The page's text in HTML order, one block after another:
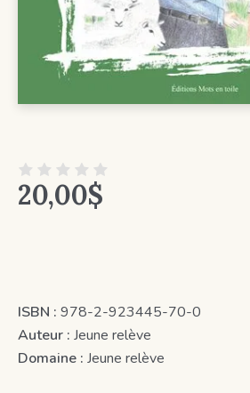
20,00$
ISBN : 978-2-923445-70-0
Auteur : Jeune relève
Domaine : Jeune relève